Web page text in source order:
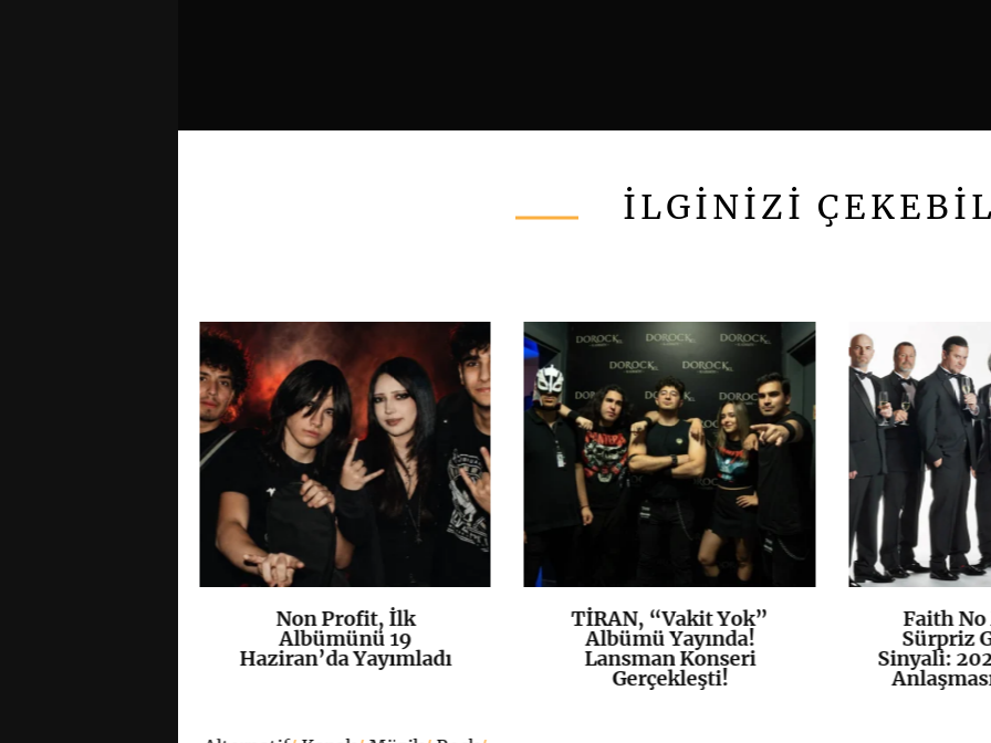
İLGİNİZİ
K+
Non Profit, İlk
Albümünü 19
Haziran’da Yayımladı
K+
TİRAN, “Vakit Yok”
Albümü Yayında!
Lansman Konseri
Gerçekleşti!
Faith No
Sürpriz
Sinyali: